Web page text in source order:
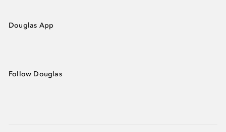
Douglas App
Follow Douglas